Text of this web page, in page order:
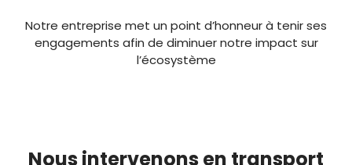
Notre entreprise met un point d’honneur à tenir ses
engagements afin de diminuer notre impact sur
l’écosystème
Nous intervenons en transport